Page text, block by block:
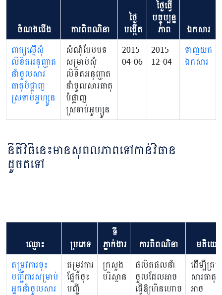
ចំណងជើង ការពិពណ៌នា
ថ្ងៃ
បង្កើត
ថ្ងៃធ្វើ
បច្ចុប្បន្ន
ភាព
ឯកសារ
ពាក្យស្នើសុំ
លិខិតអនុញ្ញាត
នាំចូលសារ
ធាតុបំផ្លាញ
ស្រទាប់អូហ្សូន
សំណុំបែបបទ
សម្រាប់សុំ
លិខិតអនុញ្ញាត
នាំចូលសារធាតុ
បំផ្លាញ
ស្រទាប់អូហ្សូន
2015-
04-06
2015-
12-04
ទាញយក
ឯកសារ
នីតិវិធីនេះមានសុពលភាពទៅកាន់វិធាន
ដូចតទៅ
ឈ្មោះ ប្រភេទ
ទី
ភ្នាក់ងារ
ការពិពណ៌នា មតិយោ
តម្រូវការចុះ
បញ្ជិការសម្រាប់
អ្នកនាំចូលសារ
តម្រូវការ
ផ្នែកចុះ
បញ្ជី
ក្រសួង
បរិស្ថាន
ផលិតផលនាំ
ចូលដែលអាច
ធ្វើឱ្យហិនហោច
ដើម្បីគ្រ
សារធាតុ
អាច